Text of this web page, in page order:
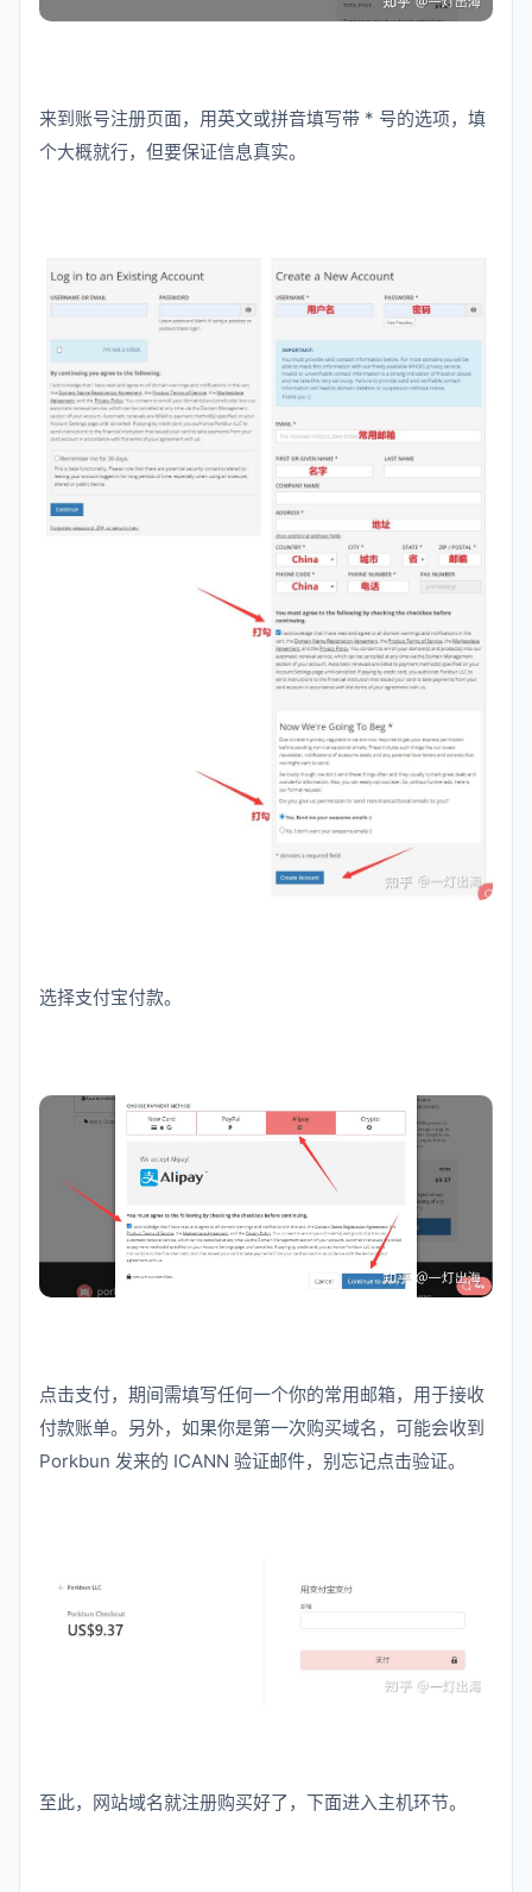
来到账号注册页面，用英文或拼音填写带 * 号的选项，填
个大概就行，但要保证信息真实。
选择支付宝付款。
点击支付，期间需填写任何一个你的常用邮箱，用于接收
付款账单。另外，如果你是第一次购买域名，可能会收到
Porkbun 发来的 ICANN 验证邮件，别忘记点击验证。
至此，网站域名就注册购买好了，下面进入主机环节。